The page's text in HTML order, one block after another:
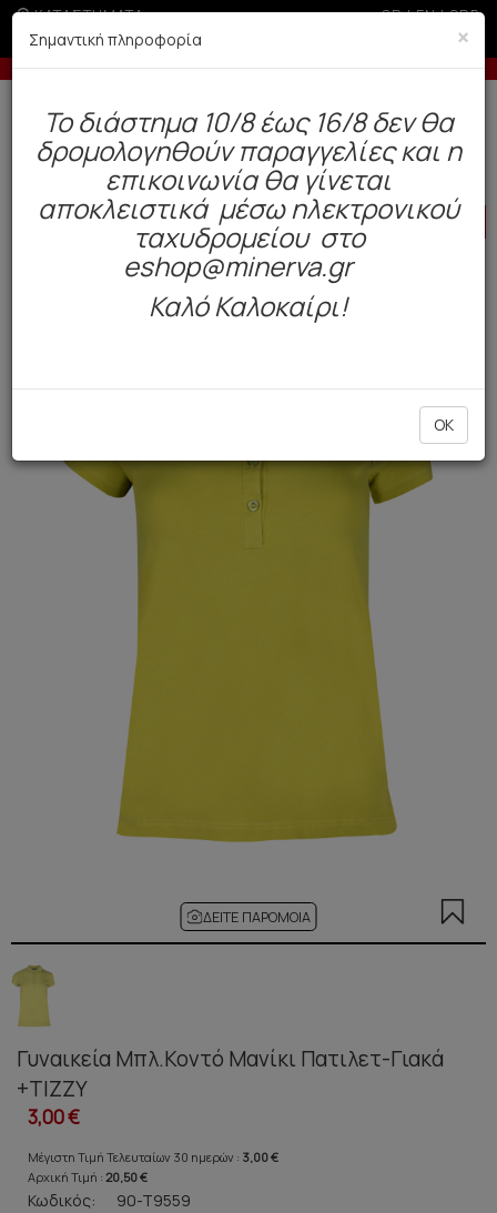
ΚΑΤΑΣΤΗΜΑΤΑ GR|EN|SRB
Έως 6 άτοκες δόσεις με πιστωτική άνω των 100€
Δωρεάν αποστολή άνω των 49€. Παράδοση σε 3-5 εργάσιμες.
BAZAAR Γυναίκα Ρούχα
HOT
ΔΕΊΤΕ ΠΑΡΌΜΟΙΑ
Γυναικεία Μπλ.Κοντό Μανίκι Πατιλετ-Γιακά
+TIZZY
3,00 €
Μέγιστη Τιμή Τελευταίων 30 ημερών : 3,00 €
Αρχική Τιμή : 20,50 €
Κωδικός:
90-T9559
×
Σημαντική πληροφορία
To διάστημα 10/8 έως 16/8 δεν θα
δρομολογηθούν παραγγελίες και η
επικοινωνία θα γίνεται
αποκλειστικά μέσω ηλεκτρονικού
ταχυδρομείου στο
eshop@minerva.gr
Καλό Καλοκαίρι!
OK